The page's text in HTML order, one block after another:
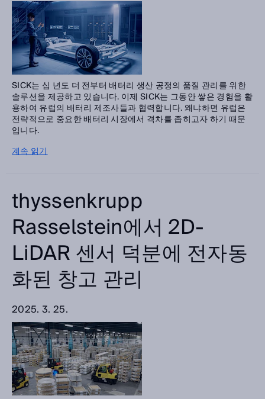
SICK는 십 년도 더 전부터 배터리 생산 공정의 품질 관리를 위한
솔루션을 제공하고 있습니다. 이제 SICK는 그동안 쌓은 경험을 활
용하여 유럽의 배터리 제조사들과 협력합니다. 왜냐하면 유럽은
전략적으로 중요한 배터리 시장에서 격차를 좁히고자 하기 때문
입니다.
계속 읽기
thyssenkrupp
Rasselstein에서 2D-
LiDAR 센서 덕분에 전자동
화된 창고 관리
2025. 3. 25.